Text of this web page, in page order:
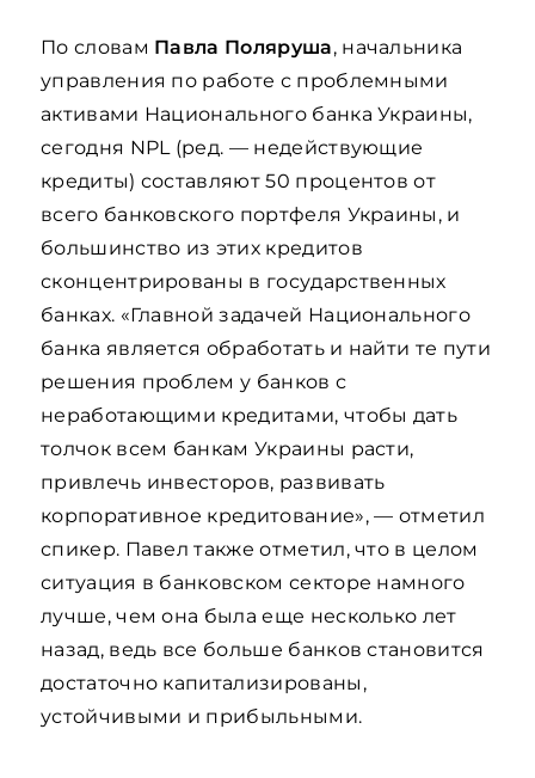
По словам Павла Поляруша, начальника
управления по работе с проблемными
активами Национального банка Украины,
сегодня NPL (ред. — недействующие
кредиты) составляют 50 процентов от
всего банковского портфеля Украины, и
большинство из этих кредитов
сконцентрированы в государственных
банках. «Главной задачей Национального
банка является обработать и найти те пути
решения проблем у банков с
неработающими кредитами, чтобы дать
толчок всем банкам Украины расти,
привлечь инвесторов, развивать
корпоративное кредитование», — отметил
спикер. Павел также отметил, что в целом
ситуация в банковском секторе намного
лучше, чем она была еще несколько лет
назад, ведь все больше банков становится
достаточно капитализированы,
устойчивыми и прибыльными.